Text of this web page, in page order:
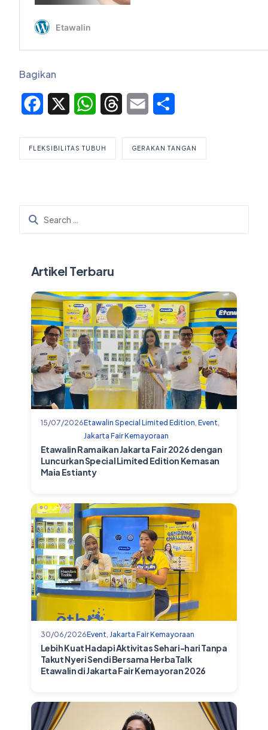
Bagikan
Facebook WhatsAppThreadsEmail
FLEKSIBILITAS TUBUH GERAKAN TANGAN
Artikel Terbaru
15/07/2026Etawalin Special Limited Edition Event
Jakarta Fair Kemayoraan
Etawalin Ramaikan Jakarta Fair 2026 dengan
Luncurkan Special Limited Edition Kemasan
Maia Estianty
30/06/2026Event Jakarta Fair Kemayoraan
Lebih Kuat Hadapi Aktivitas Sehari-hari Tanpa
Takut Nyeri Sendi Bersama HerbaTalk
Etawalin di Jakarta Fair Kemayoran 2026